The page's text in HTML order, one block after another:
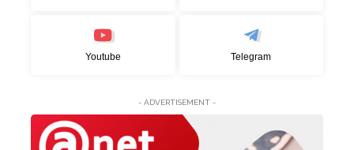
Youtube Telegram
- ADVERTISEMENT -